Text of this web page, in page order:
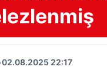
02.08.2025 22:17